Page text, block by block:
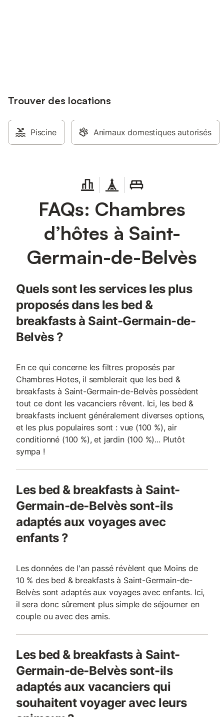
Trouver des locations
Piscine Animaux domestiques autorisés
FAQs: Chambres
d’hôtes à Saint-
Germain-de-Belvès
Quels sont les services les plus
proposés dans les bed &
breakfasts à Saint-Germain-de-
Belvès ?
En ce qui concerne les filtres proposés par
Chambres Hotes, il semblerait que les bed &
breakfasts à Saint-Germain-de-Belvès possèdent
tout ce dont les vacanciers rêvent. Ici, les bed &
breakfasts incluent généralement diverses options,
et les plus populaires sont : vue (100 %), air
conditionné (100 %), et jardin (100 %)... Plutôt
sympa !
Les bed & breakfasts à Saint-
Germain-de-Belvès sont-ils
adaptés aux voyages avec
enfants ?
Les données de l'an passé révèlent que Moins de
10 % des bed & breakfasts à Saint-Germain-de-
Belvès sont adaptés aux voyages avec enfants. Ici,
il sera donc sûrement plus simple de séjourner en
couple ou avec des amis.
Les bed & breakfasts à Saint-
Germain-de-Belvès sont-ils
adaptés aux vacanciers qui
souhaitent voyager avec leurs